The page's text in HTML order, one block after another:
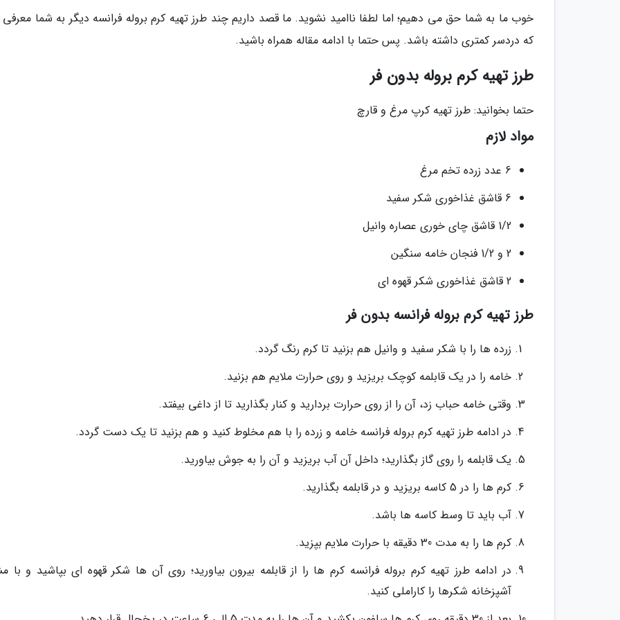
خوب ما به شما حق می دهیم؛ اما لطفا ناامید نشوید. ما قصد داریم چند طرز تهیه کرم بروله فرانسه دیگر به شما معرفی
که دردسر کمتری داشته باشد. پس حتما با ادامه مقاله همراه باشید.
طرز تهیه کرم بروله بدون فر
حتما بخوانید: طرز تهیه کرپ مرغ و قارچ
مواد لازم
6 عدد زرده تخم مرغ
6 قاشق غذاخوری شکر سفید
1/2 قاشق چای خوری عصاره وانیل
2 و 1/2 فنجان خامه سنگین
2 قاشق غذاخوری شکر قهوه ای
طرز تهیه کرم بروله فرانسه بدون فر
زرده ها را با شکر سفید و وانیل هم بزنید تا کرم رنگ گردد.
خامه را در یک قابلمه کوچک بریزید و روی حرارت ملایم هم بزنید.
وقتی خامه حباب زد، آن را از روی حرارت بردارید و کنار بگذارید تا از داغی بیفتد.
در ادامه طرز تهیه کرم بروله فرانسه خامه و زرده را با هم مخلوط کنید و هم بزنید تا یک دست گردد.
یک قابلمه را روی گاز بگذارید؛ داخل آن آب بریزید و آن را به جوش بیاورید.
کرم ها را در 5 کاسه بریزید و در قابلمه بگذارید.
آب باید تا وسط کاسه ها باشد.
کرم ها را به مدت 30 دقیقه با حرارت ملایم بپزید.
در ادامه طرز تهیه کرم بروله فرانسه کرم ها را از قابلمه بیرون بیاورید؛ روی آن ها شکر قهوه ای بپاشید و با
آشپزخانه شکرها را کاراملی کنید.